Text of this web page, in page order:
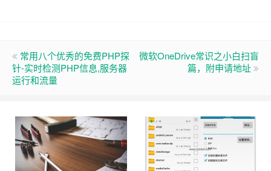
常用八个优秀的免费PHP探
针-实时检测PHP信息,服务器
运行和流量
微软OneDrive常识之小白扫盲
篇，附申请地址